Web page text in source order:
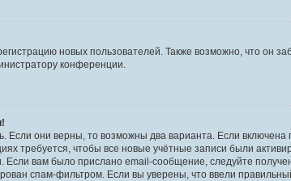
новых пользователей. Также возможно, что он
конференции.
Если они верны, то возможны два варианта. Если
требуется, чтобы все новые учётные записи были
Если вам было прислано email-сообщение, следуйте
спам-фильтром. Если вы уверены, что ввели